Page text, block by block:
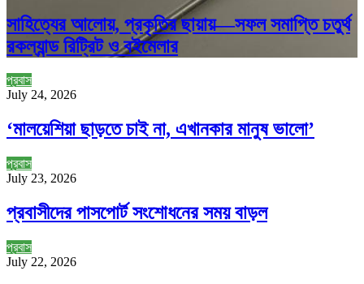
সাহিত্যের আলোয়, প্রকৃতির ছায়ায়—সফল সমাপ্তি চতুর্থ
রকল্যান্ড রিট্রিট ও বইমেলার
প্রবাস
July 24, 2026
‘মালয়েশিয়া ছাড়তে চাই না, এখানকার মানুষ ভালো’
প্রবাস
July 23, 2026
প্রবাসীদের পাসপোর্ট সংশোধনের সময় বাড়ল
প্রবাস
July 22, 2026